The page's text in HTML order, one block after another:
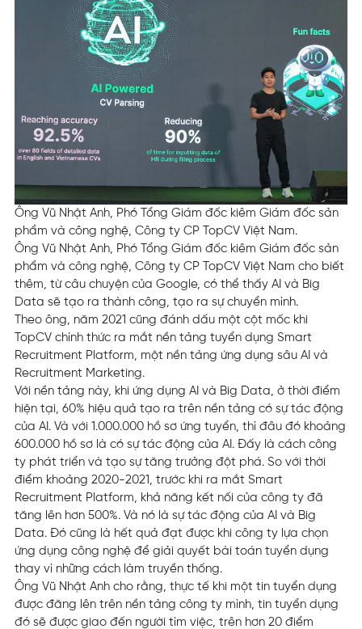
Ông Vũ Nhật Anh, Phó Tổng Giám đốc kiêm Giám đốc sản
phẩm và công nghệ, Công ty CP TopCV Việt Nam.
Ông Vũ Nhật Anh, Phó Tổng Giám đốc kiêm Giám đốc sản
phẩm và công nghệ, Công ty CP TopCV Việt Nam cho biết
thêm, từ câu chuyện của Google, có thể thấy AI và Big
Data sẽ tạo ra thành công, tạo ra sự chuyển mình.
Theo ông, năm 2021 cũng đánh dấu một cột mốc khi
TopCV chính thức ra mắt nền tảng tuyển dụng Smart
Recruitment Platform, một nền tảng ứng dụng sâu AI và
Recruitment Marketing.
Với nền tảng này, khi ứng dụng AI và Big Data, ở thời điểm
hiện tại, 60% hiệu quả tạo ra trên nền tảng có sự tác động
của AI. Và với 1.000.000 hồ sơ ứng tuyển, thì đâu đó khoảng
600.000 hồ sơ là có sự tác động của AI. Đấy là cách công
ty phát triển và tạo sự tăng trưởng đột phá. So với thời
điểm khoảng 2020-2021, trước khi ra mắt Smart
Recruitment Platform, khả năng kết nối của công ty đã
tăng lên hơn 500%. Và nó là sự tác động của AI và Big
Data. Đó cũng là hết quả đạt được khi công ty lựa chọn
ứng dụng công nghệ để giải quyết bài toán tuyển dụng
thay vì những cách làm truyền thống.
Ông Vũ Nhật Anh cho rằng, thực tế khi một tin tuyển dụng
được đăng lên trên nền tảng công ty mình, tin tuyển dụng
đó sẽ được giao đến người tìm việc, trên hơn 20 điểm